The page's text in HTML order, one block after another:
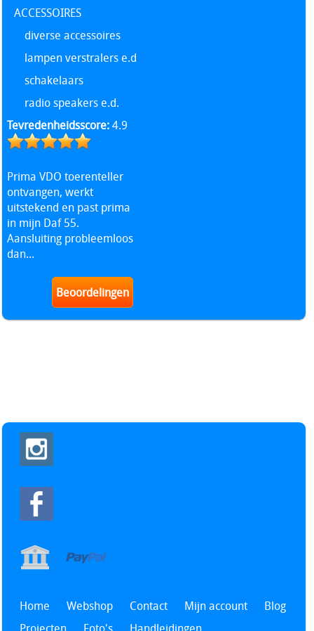
ACCESSOIRES
diverse accessoires
lampen verstralers e.d
schakelaars
radio speakers e.d.
Tevredenheidsscore:4.9
Prima VDO toerenteller
ontvangen, werkt
uitstekend en past prima
in mijn Daf 55.
Aansluiting probleemloos
dan...
Beoordelingen
Home Webshop Contact Mijn account
Blog